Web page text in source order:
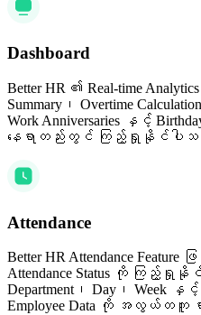
Dashboard
Better HR ၏ Real-time
Summary၊ Overtime
Work Anniversaries နှင့်
နေရာတည်းတွင် ကြည့်ရှုနိုင်ပါ
Attendance
Better HR Attendance Feature
Attendance Status ကို ကြည့်ရှု
Department၊ Day၊ Week နှင့်
Employee Data ကို အလွယ်တကူ